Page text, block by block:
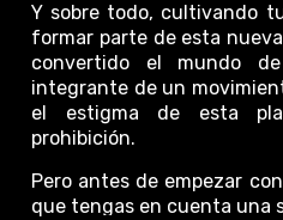
Y sobre todo, cultivando
formar parte de esta
convertido el mundo
integrante de un
el estigma de esta
prohibición.
Pero antes de empezar
que tengas en cuenta una